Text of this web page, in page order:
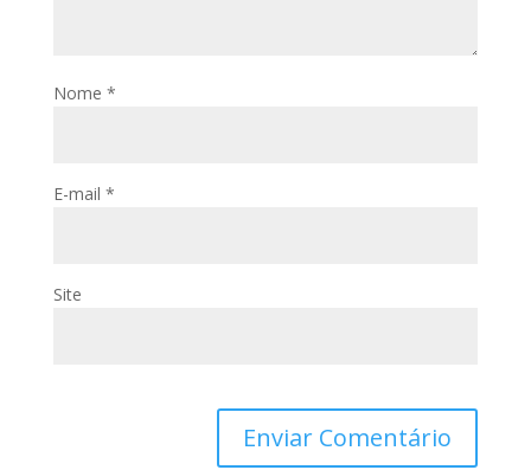
Nome *
E-mail *
Site